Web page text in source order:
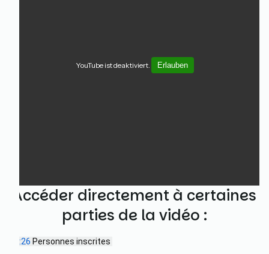
YouTube ist deaktiviert. Erlauben
Accéder directement à certaines
parties de la vidéo :
02:26 Personnes inscrites